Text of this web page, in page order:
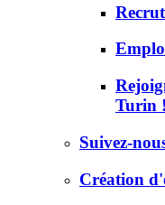
Turin !​
Suivez-
Création